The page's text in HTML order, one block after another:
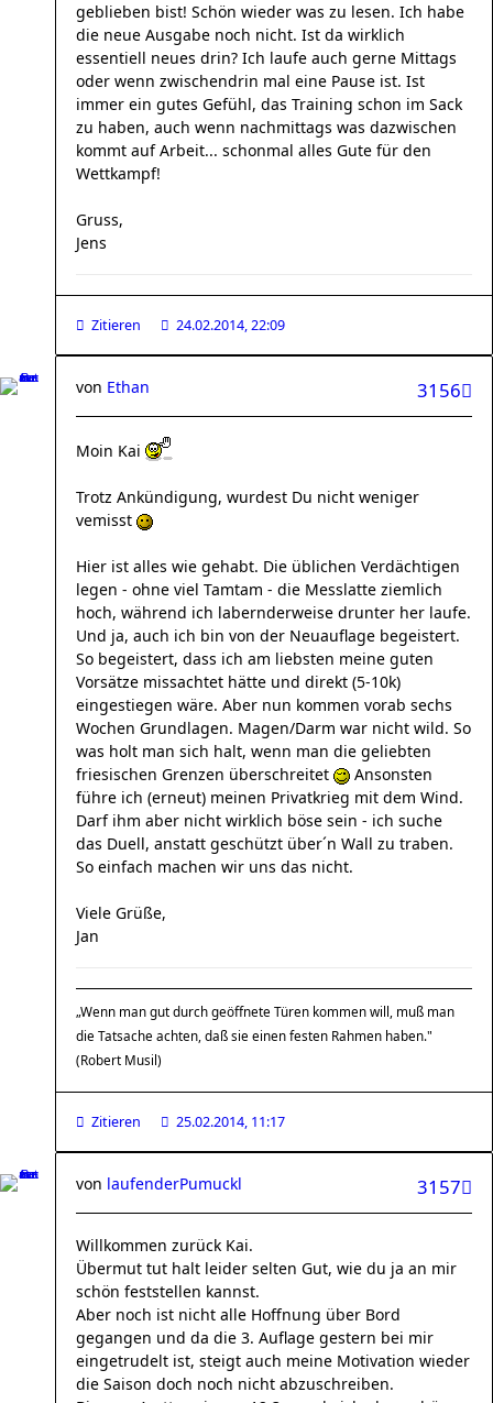
geblieben bist! Schön wieder was zu lesen. Ich habe
die neue Ausgabe noch nicht. Ist da wirklich
essentiell neues drin? Ich laufe auch gerne Mittags
oder wenn zwischendrin mal eine Pause ist. Ist
immer ein gutes Gefühl, das Training schon im Sack
zu haben, auch wenn nachmittags was dazwischen
kommt auf Arbeit... schonmal alles Gute für den
Wettkampf!
Gruss,
Jens
Zitieren 24.02.2014, 22:09
3156
von Ethan
Moin Kai
Trotz Ankündigung, wurdest Du nicht weniger
vemisst
Hier ist alles wie gehabt. Die üblichen Verdächtigen
legen - ohne viel Tamtam - die Messlatte ziemlich
hoch, während ich labernderweise drunter her laufe.
Und ja, auch ich bin von der Neuauflage begeistert.
So begeistert, dass ich am liebsten meine guten
Vorsätze missachtet hätte und direkt (5-10k)
eingestiegen wäre. Aber nun kommen vorab sechs
Wochen Grundlagen. Magen/Darm war nicht wild. So
was holt man sich halt, wenn man die geliebten
friesischen Grenzen überschreitet
Ansonsten
führe ich (erneut) meinen Privatkrieg mit dem Wind.
Darf ihm aber nicht wirklich böse sein - ich suche
das Duell, anstatt geschützt über´n Wall zu traben.
So einfach machen wir uns das nicht.
Viele Grüße,
Jan
„Wenn man gut durch geöffnete Türen kommen will, muß man
die Tatsache achten, daß sie einen festen Rahmen haben."
(Robert Musil)
Zitieren 25.02.2014, 11:17
3157
von laufenderPumuckl
Willkommen zurück Kai.
Übermut tut halt leider selten Gut, wie du ja an mir
schön feststellen kannst.
Aber noch ist nicht alle Hoffnung über Bord
gegangen und da die 3. Auflage gestern bei mir
eingetrudelt ist, steigt auch meine Motivation wieder
die Saison doch noch nicht abzuschreiben.